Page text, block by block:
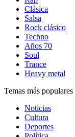
Clásica
Salsa
Rock clásico
Techno
Años 70
Soul
Trance
Heavy metal
Temas más populares
Noticias
Cultura
Deportes